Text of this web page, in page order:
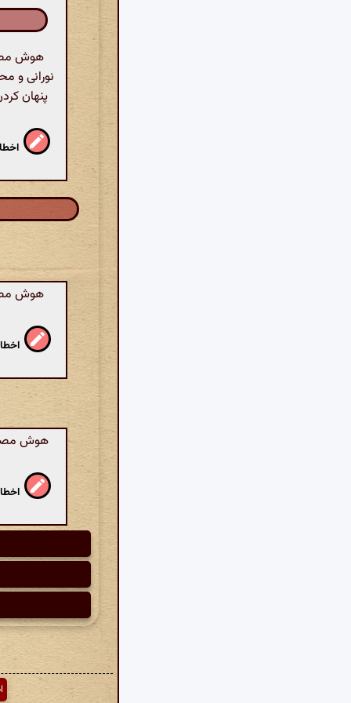
هوش
نورانی و
پنهان
هوش
هوش